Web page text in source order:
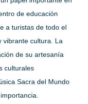
de educación
a turistas de todo el
vibrante cultura. La
de su artesanía
culturales
Sacra del Mundo